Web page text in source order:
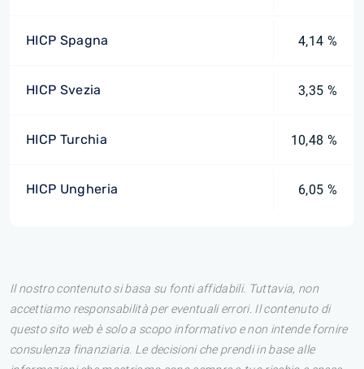
HICP Spagna 4,14 %
HICP Svezia 3,35 %
HICP Turchia 10,48 %
HICP Ungheria 6,05 %
Il nostro contenuto si basa su fonti affidabili. Tuttavia, non
accettiamo responsabilità per eventuali errori. Il contenuto di
questo sito web è solo a scopo informativo e non intende fornire
consulenza finanziaria. Le decisioni che prendi in base alle